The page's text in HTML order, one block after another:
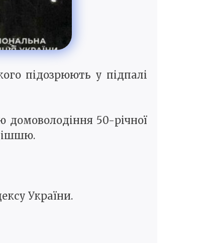
підозрюють у підпалі
домоволодіння 50-річної
України.